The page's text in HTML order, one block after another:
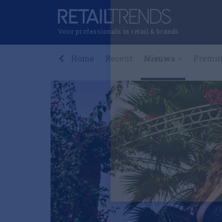
Voor professionals in retail & brands
Home Recent Nieuws